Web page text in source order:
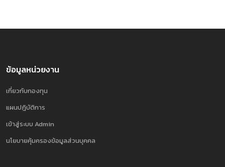
ข้อมูลหน่วยงาน
เกี่ยวกับกองทุน
แผนปฎิบัติการ
เข้าสู่ระบบ Admin
นโยบายคุ้มครองข้อมูลส่วนบุคคล